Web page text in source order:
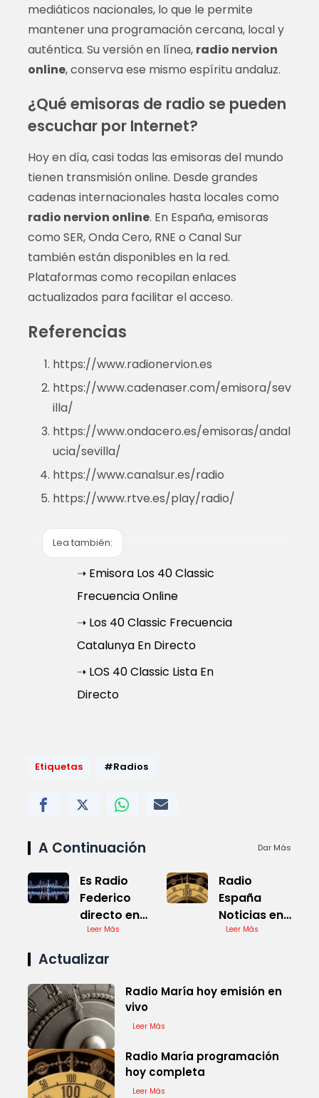
mediáticos nacionales, lo que le permite
mantener una programación cercana, local y
auténtica. Su versión en línea, radio nervion
online, conserva ese mismo espíritu andaluz.
¿Qué emisoras de radio se pueden
escuchar por Internet?
Hoy en día, casi todas las emisoras del mundo
tienen transmisión online. Desde grandes
cadenas internacionales hasta locales como
radio nervion online. En España, emisoras
como SER, Onda Cero, RNE o Canal Sur
también están disponibles en la red.
Plataformas como recopilan enlaces
actualizados para facilitar el acceso.
Referencias
https://www.radionervion.es
https://www.cadenaser.com/emisora/sev
illa/
https://www.ondacero.es/emisoras/andal
ucia/sevilla/
https://www.canalsur.es/radio
https://www.rtve.es/play/radio/
Lea también:
➝ Emisora Los 40 Classic
Frecuencia Online
➝ Los 40 Classic Frecuencia
Catalunya En Directo
➝ LOS 40 Classic Lista En
Directo
Etiquetas #Radios
A Continuación Dar Más
Es Radio
Federico
directo en
vivo
Leer Más
Radio
España
Noticias en
Tiempo Real
Leer Más
Actualizar
Radio María hoy emisión en
vivo
Leer Más
Radio María programación
hoy completa
Leer Más